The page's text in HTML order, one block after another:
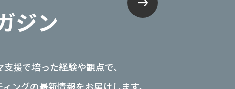
ジン
援で培った経験や観点で、
ングの最新情報をお届けします。